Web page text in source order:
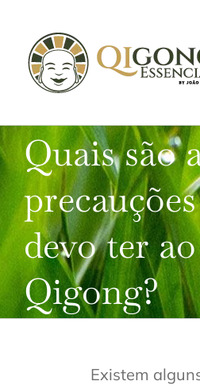
content
Quais são
devo ter
Qigong?
Existem